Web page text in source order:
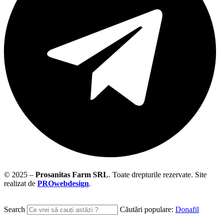
© 2025 – Prosanitas Farm SRL. Toate drepturile rezervate. Site
realizat de PROwebdesign.
Search Căutări populare: Donafil